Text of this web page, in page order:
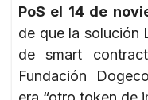
PoS el 14 de
de que la solución
de smart
Fundación